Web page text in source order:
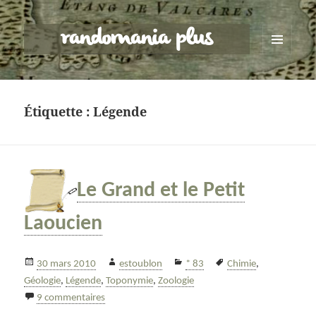
randomania plus
MENU
ET
WIDGETS
Étiquette :Légende
Le Grand et le Petit
Laoucien
Publié
le
30 mars 2010 Auteur
estoublon Catégories
* 83
Mots-
Chimie,
Géologie, Légende,Toponymie,Zoologie
9 commentairessur Le Grand et le Petit Laoucien